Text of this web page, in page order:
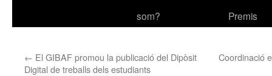
som?
Premis
← El GIBAF promou la publicació del Dipòsit
Digital de treballs dels estudiants
Coordinació